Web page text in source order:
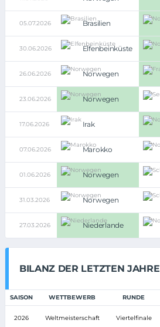
05.07.2026 Brasilien
30.06.2026 Elfenbeinküste
26.06.2026 Norwegen
23.06.2026 Norwegen
17.06.2026 Irak
07.06.2026 Marokko
01.06.2026 Norwegen
31.03.2026 Norwegen
27.03.2026 Niederlande
BILANZ DER LETZTEN JAHRE
SAISON WETTBEWERB RUNDE
2026 Weltmeisterschaft Viertelfinale